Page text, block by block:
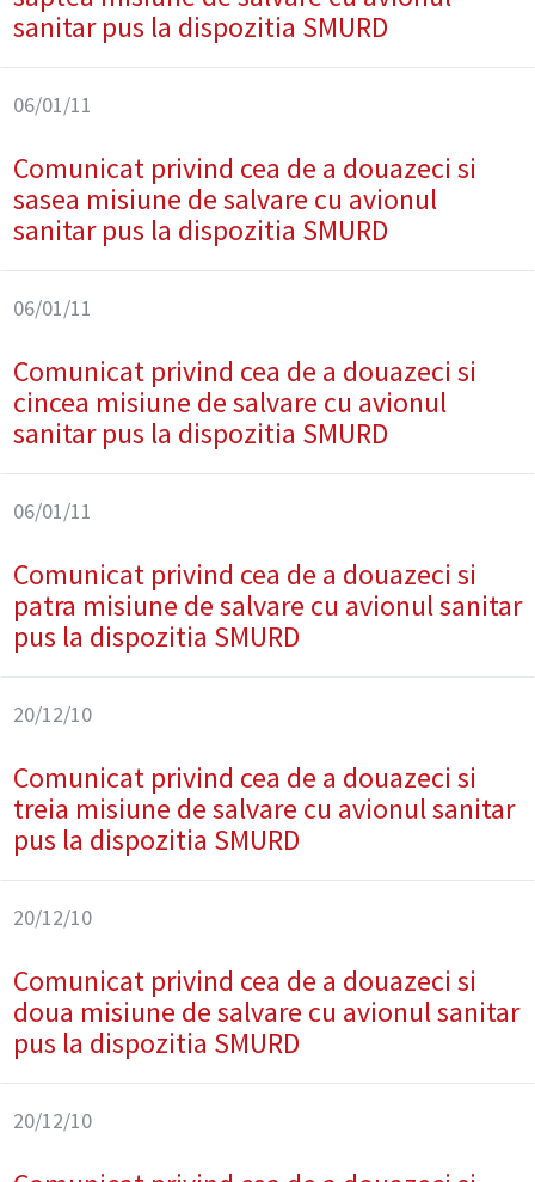
sanitar pus la dispozitia SMURD
06/01/11
Comunicat privind cea de a douazeci si
sasea misiune de salvare cu avionul
sanitar pus la dispozitia SMURD
06/01/11
Comunicat privind cea de a douazeci si
cincea misiune de salvare cu avionul
sanitar pus la dispozitia SMURD
06/01/11
Comunicat privind cea de a douazeci si
patra misiune de salvare cu avionul sanitar
pus la dispozitia SMURD
20/12/10
Comunicat privind cea de a douazeci si
treia misiune de salvare cu avionul sanitar
pus la dispozitia SMURD
20/12/10
Comunicat privind cea de a douazeci si
doua misiune de salvare cu avionul sanitar
pus la dispozitia SMURD
20/12/10